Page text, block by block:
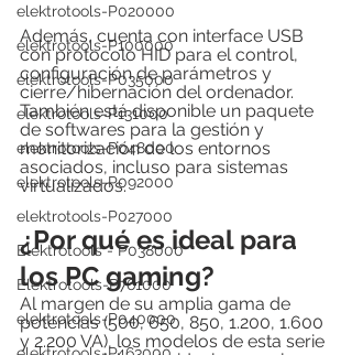
elektrotools-P020000
elektrotools-P100000
elektrotools-P035000
elektrotools-P131000
elektrotools-P048000
elektrotools-P092000
elektrotools-P027000
Elektrotools - P038000
Elektrotools-P761000
elektrotools-P040000
Además, cuenta con interface USB
con protocolo HID para el control,
configuración de parámetros y
cierre/hibernación del ordenador.
También está disponible un paquete
de softwares para la gestión y
monitorización de los entornos
asociados, incluso para sistemas
virtualizados.
¿Por qué es ideal para
los PC gaming?
Al margen de su amplia gama de
potencias (500, 650, 850, 1.200, 1.600
y 2.200 VA), los modelos de esta serie